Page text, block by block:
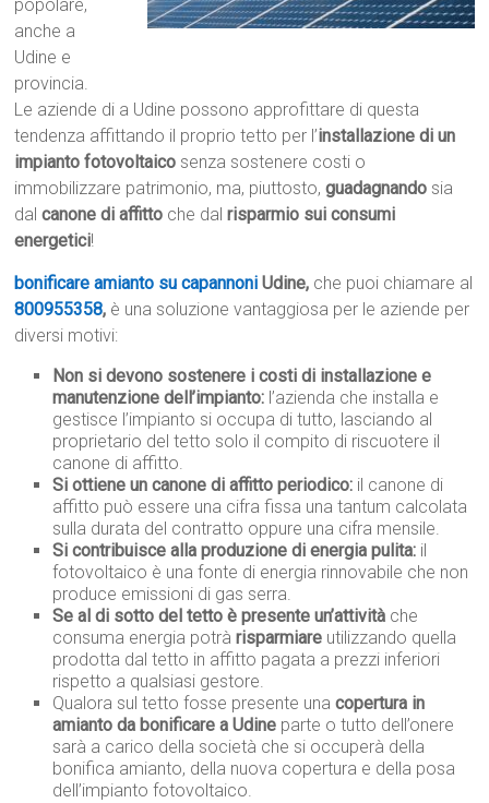
popolare,
anche a
Udine e
provincia.
Le aziende di a Udine possono approfittare di questa
tendenza affittando il proprio tetto per l’installazione di un
impianto fotovoltaico senza sostenere costi o
immobilizzare patrimonio, ma, piuttosto,guadagnando sia
dalcanone di affitto che dalrisparmio sui consumi
energetici!
bonificare amianto su capannoni Udine, che puoi chiamare al
800955358, è una soluzione vantaggiosa per le aziende per
diversi motivi:
Non si devono sostenere i costi di installazione e
manutenzione dell’impianto: l’azienda che installa e
gestisce l’impianto si occupa di tutto, lasciando al
proprietario del tetto solo il compito di riscuotere il
canone di affitto.
Si ottiene un canone di affitto periodico: il canone di
affitto può essere una cifra fissa una tantum calcolata
sulla durata del contratto oppure una cifra mensile.
Si contribuisce alla produzione di energia pulita: il
fotovoltaico è una fonte di energia rinnovabile che non
produce emissioni di gas serra.
Se al di sotto del tetto è presente un’attività che
consuma energia potràrisparmiare utilizzando quella
prodotta dal tetto in affitto pagata a prezzi inferiori
rispetto a qualsiasi gestore.
Qualora sul tetto fosse presente unacopertura in
amianto da bonificare a Udine parte o tutto dell’onere
sarà a carico della società che si occuperà della
bonifica amianto, della nuova copertura e della posa
dell’impianto fotovoltaico.